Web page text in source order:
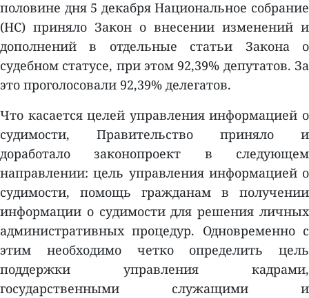
половине дня 5 декабря Национальное собрание
(НС) приняло Закон о внесении изменений и
дополнений в отдельные статьи Закона о
судебном статусе, при этом 92,39% депутатов. За
это проголосовали 92,39% делегатов.
Что касается целей управления информацией о
судимости, Правительство приняло и
доработало законопроект в следующем
направлении: цель управления информацией о
судимости, помощь гражданам в получении
информации о судимости для решения личных
административных процедур. Одновременно с
этим необходимо четко определить цель
поддержки управления кадрами,
государственными служащими и